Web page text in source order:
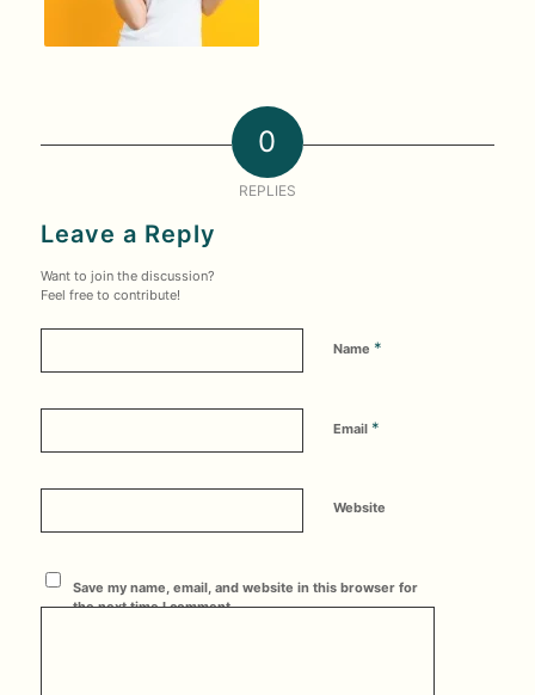
0
REPLIES
Leave a Reply
Want to join the discussion?
Feel free to contribute!
Name *
Email *
Website
Save my name, email, and website in this browser for
the next time I comment.